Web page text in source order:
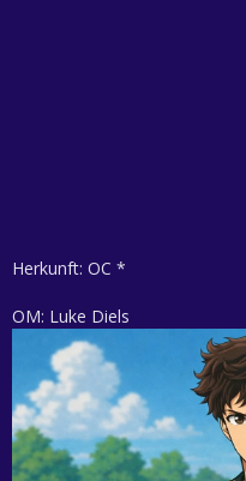
Herkunft: OC *
OM: Luke Diels